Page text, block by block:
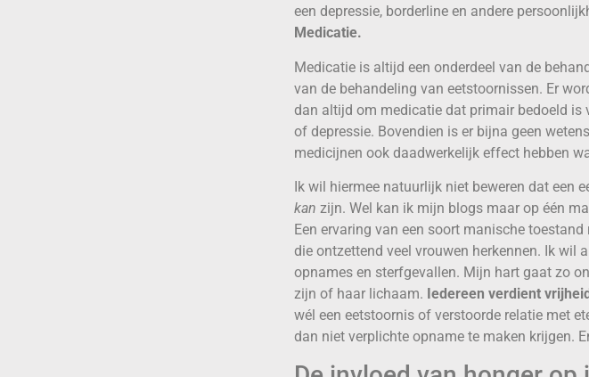
een depressie, borderline en andere
Medicatie.
Medicatie is altijd een onderdeel van de
van de behandeling van eetstoornissen. Er
dan altijd om medicatie dat primair bedoeld is
of depressie. Bovendien is er bijna geen
medicijnen ook daadwerkelijk effect hebben
Ik wil hiermee natuurlijk niet beweren dat een
kan zijn. Wel kan ik mijn blogs maar op één
Een ervaring van een soort manische
die ontzettend veel vrouwen herkennen. Ik wil
opnames en sterfgevallen. Mijn hart gaat zo
zijn of haar lichaam. Iedereen verdient
wél een eetstoornis of verstoorde relatie met
dan niet verplichte opname te maken krijgen.